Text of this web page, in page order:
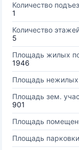
Количество
1
Количество
5
Площадь жилых
1946
Площадь
Площадь зем.
901
Площадь
Площадь